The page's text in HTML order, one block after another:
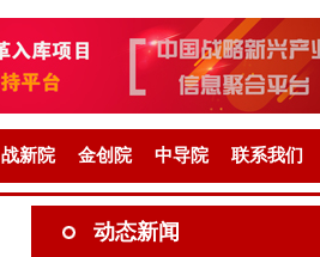
战新院 金创院 中导院 联系我们
动态新闻